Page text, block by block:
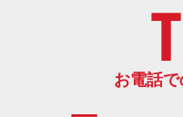
お電話